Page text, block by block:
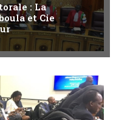
: La
et Cie